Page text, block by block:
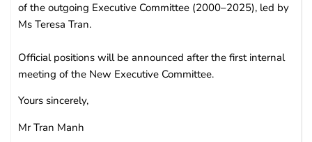
of the outgoing Executive Committee (2000–2025), led by
Ms Teresa Tran.
Official positions will be announced after the first internal
meeting of the New Executive Committee.
Yours sincerely,
Mr Tran Manh